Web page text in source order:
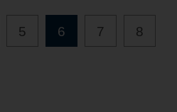
5 6 7 8